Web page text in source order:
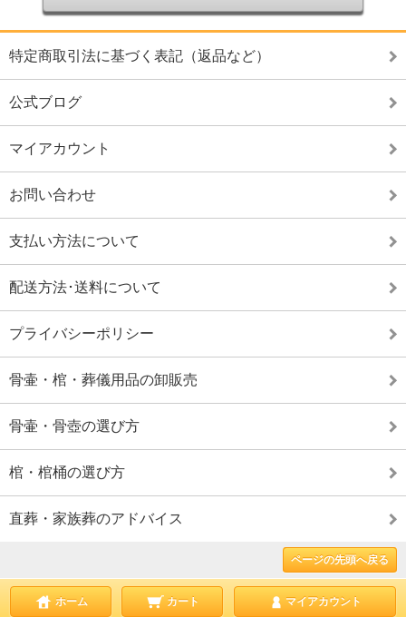
特定商取引法に基づく表記（返品など）
公式ブログ
マイアカウント
お問い合わせ
支払い方法について
配送方法･送料について
プライバシーポリシー
骨壷・棺・葬儀用品の卸販売
骨壷・骨壺の選び方
棺・棺桶の選び方
直葬・家族葬のアドバイス
ページの先頭へ戻る
ホーム カート マイアカウント